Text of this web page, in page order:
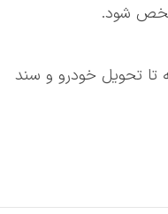
مشخص شود.
تا تحویل خودرو و سند